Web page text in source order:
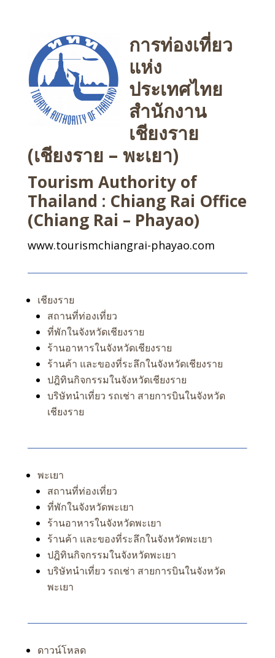
การท่องเที่ยว
แห่ง
ประเทศไทย
สำนักงาน
เชียงราย
(เชียงราย – พะเยา)
Tourism Authority of
Thailand : Chiang Rai Office
(Chiang Rai – Phayao)
www.tourismchiangrai-phayao.com
เชียงราย
สถานที่ท่องเที่ยว
ที่พักในจังหวัดเชียงราย
ร้านอาหารในจังหวัดเชียงราย
ร้านค้า และของที่ระลึกในจังหวัดเชียงราย
ปฎิทินกิจกรรมในจังหวัดเชียงราย
บริษัทนำเที่ยว รถเช่า สายการบินในจังหวัด
เชียงราย
พะเยา
สถานที่ท่องเที่ยว
ที่พักในจังหวัดพะเยา
ร้านอาหารในจังหวัดพะเยา
ร้านค้า และของที่ระลึกในจังหวัดพะเยา
ปฎิทินกิจกรรมในจังหวัดพะเยา
บริษัทนำเที่ยว รถเช่า สายการบินในจังหวัด
พะเยา
ดาวน์โหลด